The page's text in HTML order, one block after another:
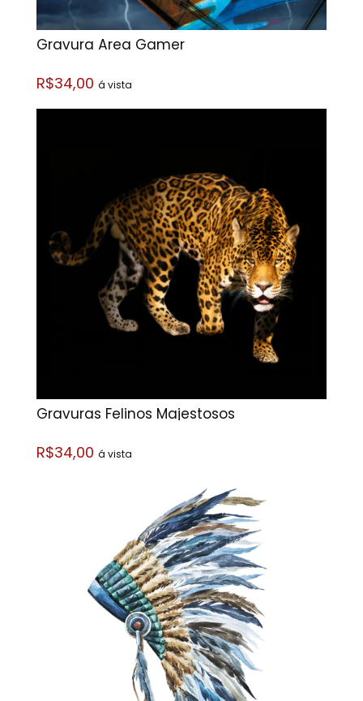
Gravura Área Gamer
R$34,00 á vista
Gravuras Felinos Majestosos
R$34,00 á vista